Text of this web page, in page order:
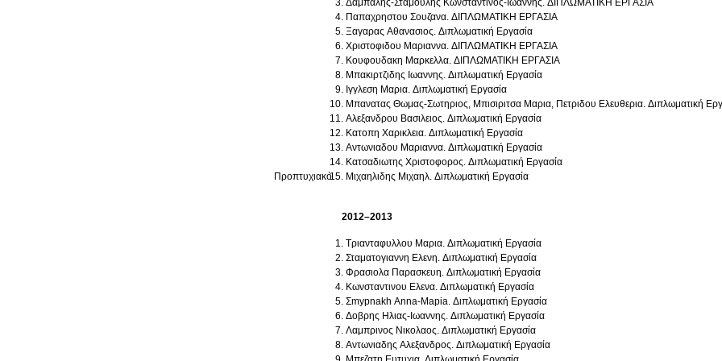
Προπτυχιακό
Δαμπαλης-Σταμουλης Κωνσταντινος-Ιωαννης. ΔΙΠΛΩΜΑΤΙΚΗ ΕΡΓΑΣΙΑ
Παπαχρηστου Σουζανα. ΔΙΠΛΩΜΑΤΙΚΗ ΕΡΓΑΣΙΑ
Ξαγαρας Αθανασιος. Διπλωματική Εργασία
Χριστοφιδου Μαριαννα. ΔΙΠΛΩΜΑΤΙΚΗ ΕΡΓΑΣΙΑ
Κουφουδακη Μαρκελλα. ΔΙΠΛΩΜΑΤΙΚΗ ΕΡΓΑΣΙΑ
Μπακιρτζιδης Ιωαννης. Διπλωματική Εργασία
Ιγγλεση Μαρια. Διπλωματική Εργασία
Μπανατας Θωμας-Σωτηριος, Μπισιριτσα Μαρια, Πετριδου Ελευθερια. Διπλωματική
Αλεξανδρου Βασιλειος. Διπλωματική Εργασία
Κατοπη Χαρικλεια. Διπλωματική Εργασία
Αντωνιαδου Μαριαννα. Διπλωματική Εργασία
Κατσαδιωτης Χριστοφορος. Διπλωματική Εργασία
Μιχαηλιδης Μιχαηλ. Διπλωματική Εργασία
2012–2013
Τριανταφυλλου Μαρια. Διπλωματική Εργασία
Σταματογιαννη Ελενη. Διπλωματική Εργασία
Φρασιολα Παρασκευη. Διπλωματική Εργασία
Κωνσταντινου Ελενα. Διπλωματική Εργασία
Σmypnakh Anna-Mapia. Διπλωματική Εργασία
Δοβρης Ηλιας-Ιωαννης. Διπλωματική Εργασία
Λαμπρινος Νικολαος. Διπλωματική Εργασία
Αντωνιαδης Αλεξανδρος. Διπλωματική Εργασία